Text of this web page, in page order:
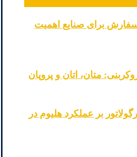
برای صنایع اهمیت
متان، اتان و پروپان
بر عملکرد هلیوم در